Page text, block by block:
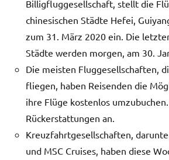
Billigfluggesellschaft, stellt die
chinesischen Städte Hefei,
zum 31. März 2020 ein. Die
Städte werden morgen, am 30.
Die meisten Fluggesellschaften,
fliegen, haben Reisenden die
ihre Flüge kostenlos
Rückerstattungen an.
Kreuzfahrtgesellschaften,
und MSC Cruises, haben diese